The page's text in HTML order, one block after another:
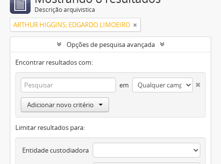
Descrição arquivística
ARTHUR HIGGINS; EDGARDO LIMOEIRO
Opções de pesquisa avançada
Encontrar resultados com:
em
Adicionar novo critério
Limitar resultados para:
Entidade custodiadora